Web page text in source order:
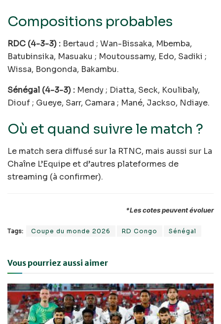
Compositions probables
RDC (4-3-3) : Bertaud ; Wan-Bissaka, Mbemba,
Batubinsika, Masuaku ; Moutoussamy, Edo, Sadiki ;
Wissa, Bongonda, Bakambu.
Sénégal (4-3-3) : Mendy ; Diatta, Seck, Koulibaly,
Diouf ; Gueye, Sarr, Camara ; Mané, Jackso, Ndiaye.
Où et quand suivre le match ?
Le match sera diffusé sur la RTNC, mais aussi sur La
Chaîne L’Equipe et d’autres plateformes de
streaming (à confirmer).
*Les cotes peuvent évoluer
Tags: Coupe du monde 2026 RD Congo Sénégal
Vous pourriez aussi aimer